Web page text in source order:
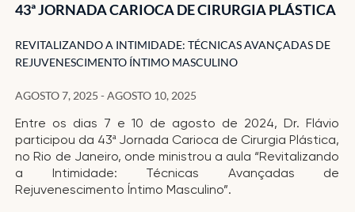
43ª JORNADA CARIOCA DE CIRURGIA PLÁSTICA
REVITALIZANDO A INTIMIDADE: TÉCNICAS AVANÇADAS DE
REJUVENESCIMENTO ÍNTIMO MASCULINO
AGOSTO 7, 2025 - AGOSTO 10, 2025
Entre os dias 7 e 10 de agosto de 2024, Dr. Flávio
participou da 43ª Jornada Carioca de Cirurgia Plástica,
no Rio de Janeiro, onde ministrou a aula “Revitalizando
a Intimidade: Técnicas Avançadas de
Rejuvenescimento Íntimo Masculino”.
REVITALIZANDO A INTIMIDADE: TÉCNICAS AVANÇADAS DE
REJUVENESCIMENTO ÍNTIMO MASCULINO
JUNHO 14, 2025 - JUNHO 16, 2025
A primeira edição de 2025 do curso de rejuvenescimento íntimo
urologistas e cirurgiões plásticos que desejam se destacar e adquirir
conhecimento sobre técnicas – tanto cirúrgicas quanto em nível de
consultório. Um curso pensado para médicos visionários que querem
estar à frente nesse campo em crescimento.
A técnica que revolucionou o rejuvenescimento íntimo masculino agora